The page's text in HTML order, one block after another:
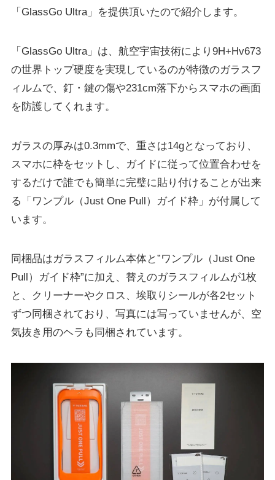
「GlassGo Ultra」を提供頂いたので紹介します。
「GlassGo Ultra」は、航空宇宙技術により9H+Hv673
の世界トップ硬度を実現しているのが特徴のガラスフ
ィルムで、釘・鍵の傷や231cm落下からスマホの画面
を防護してくれます。
ガラスの厚みは0.3mmで、重さは14gとなっており、
スマホに枠をセットし、ガイドに従って位置合わせを
するだけで誰でも簡単に完璧に貼り付けることが出来
る「ワンプル（Just One Pull）ガイド枠」が付属して
います。
同梱品はガラスフィルム本体と”ワンプル（Just One
Pull）ガイド枠”に加え、替えのガラスフィルムが1枚
と、クリーナーやクロス、埃取りシールが各2セット
ずつ同梱されており、写真には写っていませんが、空
気抜き用のヘラも同梱されています。